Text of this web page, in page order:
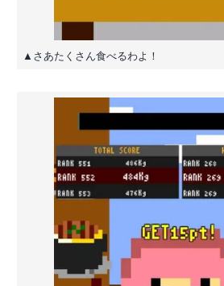
▲さあたくさん食べるわよ！